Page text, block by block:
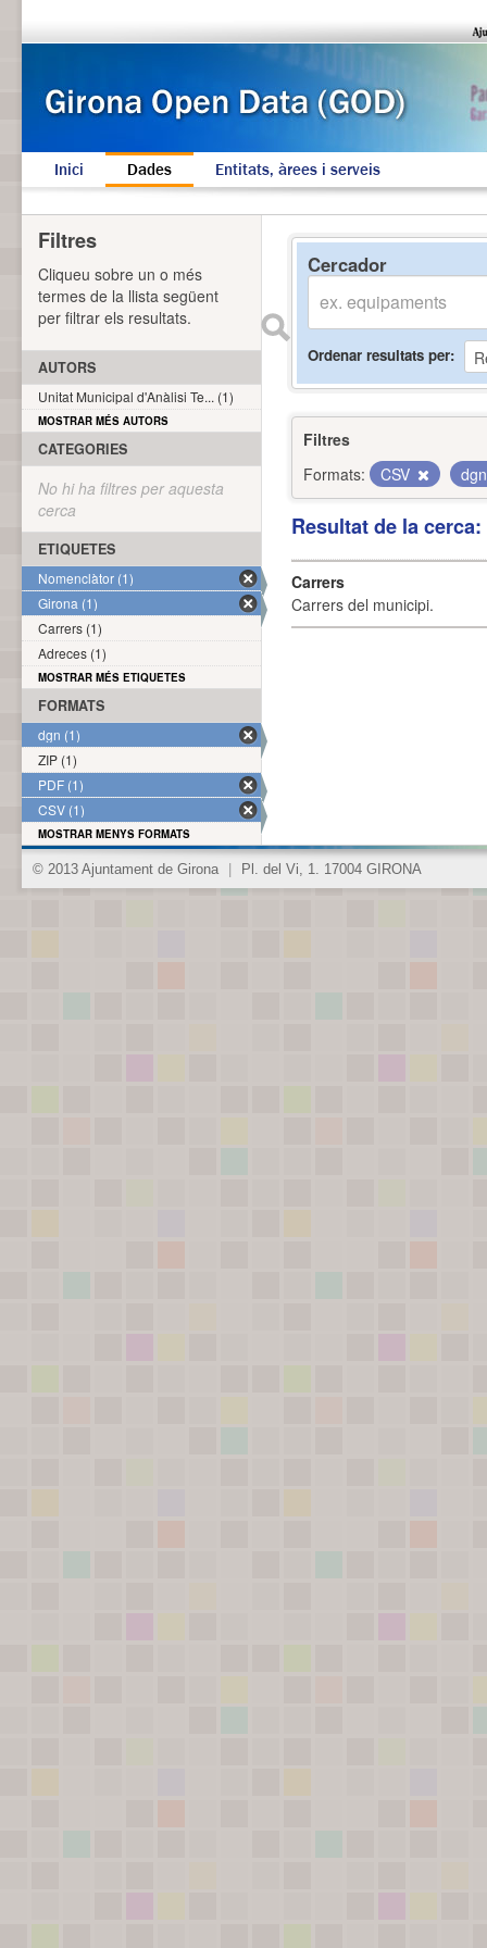
Inici Dades Entitats, àrees i serveis
Cercador
Ordenar resultats per
Filtres
Formats:
CSV
Resultat de la
Carrers
Carrers del municipi.
Filtres
Cliqueu sobre un o més
termes de la llista següent
per filtrar els resultats.
AUTORS
Unitat Municipal d'Anàlisi Te... (1)
MOSTRAR MÉS AUTORS
CATEGORIES
No hi ha filtres per aquesta
cerca
ETIQUETES
Nomenclàtor (1)
Girona (1)
Carrers (1)
Adreces (1)
MOSTRAR MÉS ETIQUETES
FORMATS
dgn (1)
ZIP (1)
PDF (1)
CSV (1)
MOSTRAR MENYS FORMATS
© 2013 Ajuntament de Girona Pl. del Vi, 1. 17004 GIRONA